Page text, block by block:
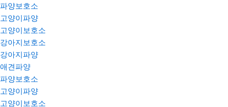
파양보호소
고양이파양
고양이보호소
강아지보호소
강아지파양
애견파양
파양보호소
고양이파양
고양이보호소